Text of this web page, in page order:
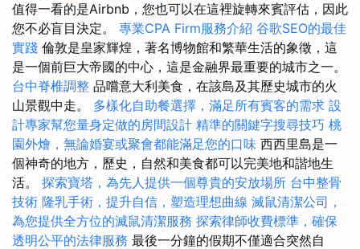
值得一看的是Airbnb，您也可以在這裡旋轉來賓評估，因此
您不必盲目決定。 專業CPA Firm服務介紹 谷歌SEO的最佳
實踐 倫敦是皇家輝煌，著名博物館和繁華生活的象徵，這
是一個前巨大帝國的中心，這是金融界最重要的城市之一。
台中脊椎調整 品嚐意大利美食，在該島及其歷史城市的火
山景觀中走。 多樣化自助餐選擇，滿足所有賓客的需求 設
計專家幫您量身定做的房間設計 精準的關鍵字搜尋技巧 桃
園外燴，無論婚宴或聚會都能滿足您的口味 西西里島是一
個神奇的地方，歷史，自然和美食都可以完美地和諧地生
活。 探索寶塔，為先人提供一個尊貴的安放場所 台中整骨
技術 隆乳手術，提升自信，塑造理想曲線 滅鼠清潔公司，
為您提供全方位的滅鼠清潔服務 探索律師收費標準，確保
透明公平的法律服務 最後一分鐘的假期不僅適合突然自